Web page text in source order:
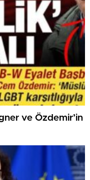
ve Özdemir’in